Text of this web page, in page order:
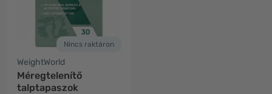
Nincs raktáron
WeightWorld
Méregtelenítő
talptapaszok